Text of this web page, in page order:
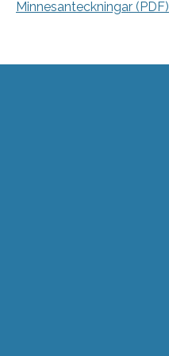
Minnesanteckningar (PDF)